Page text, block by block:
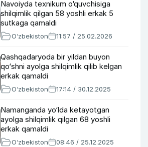
Navoiyda texnikum o‘quvchisiga
shilqimlik qilgan 58 yoshli erkak 5
sutkaga qamaldi
O‘zbekiston 11:57 / 25.02.2026
Qashqadaryoda bir yildan buyon
qo‘shni ayolga shilqimlik qilib kelgan
erkak qamaldi
O‘zbekiston 17:14 / 30.12.2025
Namanganda yo‘lda ketayotgan
ayolga shilqimlik qilgan 68 yoshli
erkak qamaldi
O‘zbekiston 08:46 / 25.12.2025